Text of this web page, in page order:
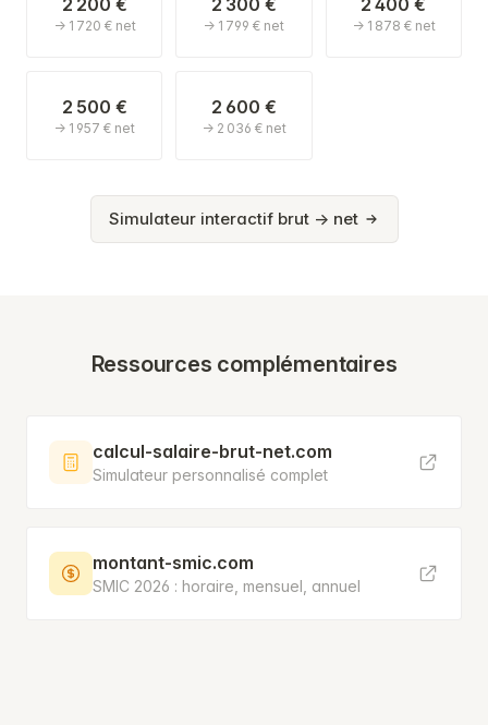
2 200 €
→ 1 720 € net
2 300 €
→ 1 799 € net
2 400 €
→ 1 878 € net
2 500 €
→ 1 957 € net
2 600 €
→ 2 036 € net
Simulateur interactif brut → net
Ressources complémentaires
calcul-salaire-brut-net.com
Simulateur personnalisé complet
montant-smic.com
SMIC 2026 : horaire, mensuel, annuel